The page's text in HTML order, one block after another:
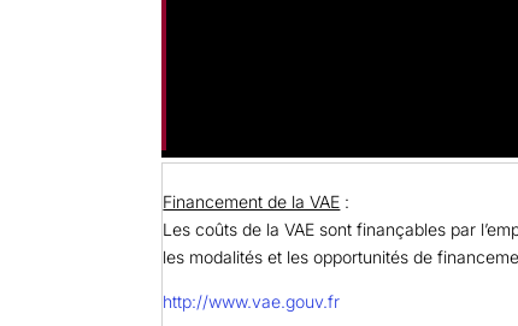
Financement de la VAE :
Les coûts de la VAE sont finançables par
les modalités et les opportunités de
http://www.vae.gouv.fr